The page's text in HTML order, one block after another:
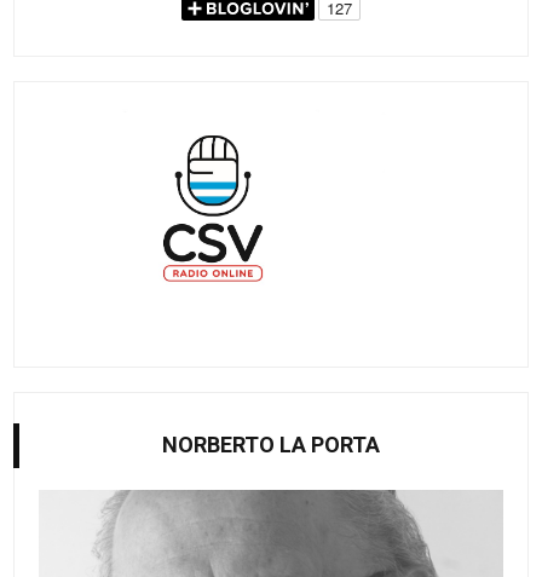
NORBERTO LA PORTA